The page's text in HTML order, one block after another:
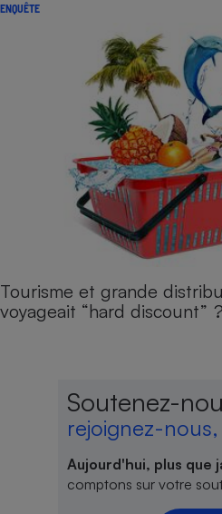
ENQUÊTE
Tourisme et grande
voyageait “hard discount ” ?
Soutenez-
rejoignez-nous,
Aujourd'hui, plus que
comptons sur votre